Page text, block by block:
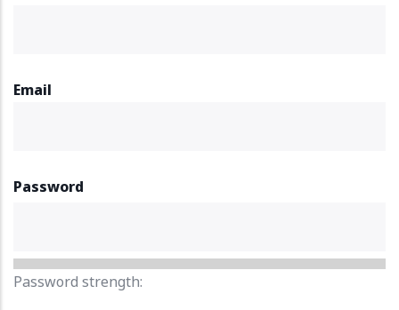
Email
Password
Password strength: